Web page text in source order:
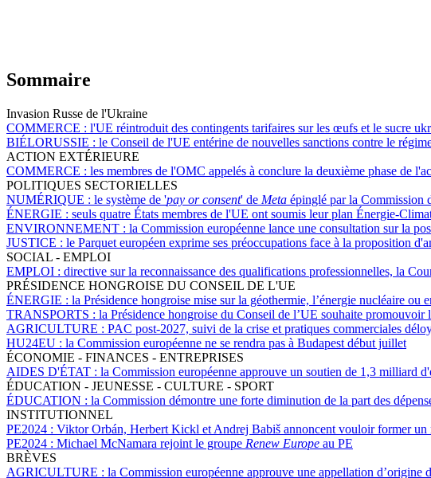
Sommaire
Invasion Russe de l'Ukraine
COMMERCE : l'UE réintroduit des contingents tarifaires sur les œufs et le sucre
BIÉLORUSSIE : le Conseil de l'UE entérine de nouvelles sanctions contre le
ACTION EXTÉRIEURE
COMMERCE : les membres de l'OMC appelés à conclure la deuxième phase de
POLITIQUES SECTORIELLES
NUMÉRIQUE : le système de 'pay or consent' de Meta épinglé par la Commission
ÉNERGIE : seuls quatre États membres de l'UE ont soumis leur plan Énergie-
ENVIRONNEMENT : la Commission européenne lance une consultation sur la
JUSTICE : le Parquet européen exprime ses préoccupations face à la proposition
SOCIAL - EMPLOI
EMPLOI : directive sur la reconnaissance des qualifications professionnelles, la
PRÉSIDENCE HONGROISE DU CONSEIL DE L'UE
ÉNERGIE : la Présidence hongroise mise sur la géothermie, l’énergie nucléaire
TRANSPORTS : la Présidence hongroise du Conseil de l’UE souhaite
AGRICULTURE : PAC post-2027, suivi de la crise et pratiques commerciales
HU24EU : la Commission européenne ne se rendra pas à Budapest début juillet
ÉCONOMIE - FINANCES - ENTREPRISES
AIDES D'ÉTAT : la Commission européenne approuve un soutien de 1,3 milliard
ÉDUCATION - JEUNESSE - CULTURE - SPORT
ÉDUCATION : la Commission démontre une forte diminution de la part des
INSTITUTIONNEL
PE2024 : Viktor Orbán, Herbert Kickl et Andrej Babiš annoncent vouloir former un
PE2024 : Michael McNamara rejoint le groupe Renew Europe au PE
BRÈVES
AGRICULTURE : la Commission européenne approuve une appellation d’origine